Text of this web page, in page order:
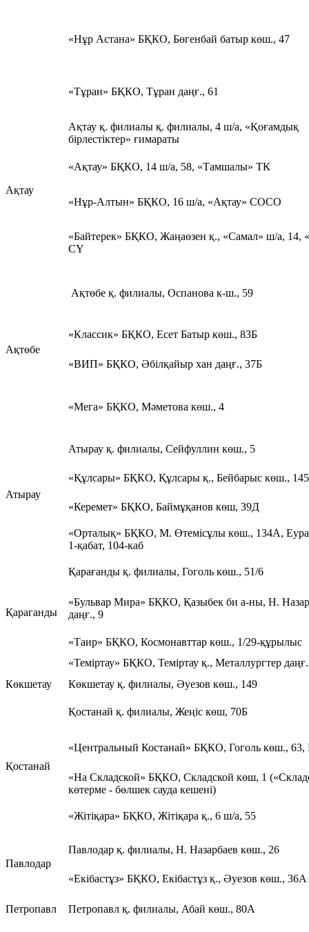
«Нұр Астана» БҚКО, Бөгенбай батыр көш., 47
«Тұран» БҚКО, Тұран даңғ., 61
Ақтау
Ақтау қ. филиалы қ. филиалы, 4 ш/а, «Қоғамдық
бірлестіктер» ғимараты
«Ақтау» БҚКО, 14 ш/а, 58, «Тамшалы» ТК
«Нұр-Алтын» БҚКО, 16 ш/а, «Ақтау» СОСО
«Байтерек» БҚКО, Жаңаөзен қ., «Самал» ш/а, 14,
СҮ
Ақтөбе
Ақтөбе қ. филиалы, Оспанова к-ш., 59
«Классик» БҚКО, Есет Батыр көш., 83Б
«ВИП» БҚКО, Әбілқайыр хан даңғ., 37Б
«Мега» БҚКО, Мәметова көш., 4
Атырау
Атырау қ. филиалы, Сейфуллин көш., 5
«Құлсары» БҚКО, Құлсары қ., Бейбарыс көш.,
«Керемет» БҚКО, Баймұқанов көш,
«Орталық» БҚКО, М. Өтемісұлы көш., 134А,
1-қабат, 104-каб
Қараганды
Қарағанды қ. филиалы, Гоголь көш., 51/6
«Бульвар Мира» БҚКО, Қазыбек би а-ны, Н.
даңғ., 9
«Таир» БҚКО, Космонавттар көш., 1/29-құрылыс
«Теміртау» БҚКО, Теміртау қ., Металлургтер
Көкшетау
Көкшетау қ. филиалы, Әуезов көш., 149
Қостанай
Қостанай қ. филиалы, Жеңіс көш, 70Б
«Центральный Костанай» БҚКО, Гоголь көш.,
«На Складской» БҚКО, Складской көш, 1
көтерме - бөлшек сауда кешені)
«Жітіқара» БҚКО, Жітіқара қ., 6 ш/а, 55
Павлодар
Павлодар қ. филиалы, Н. Назарбаев көш., 26
«Екібастұз» БҚКО, Екібастұз қ., Әуезов көш., 36А
Петропавл Петропавл қ. филиалы, Абай көш., 80А